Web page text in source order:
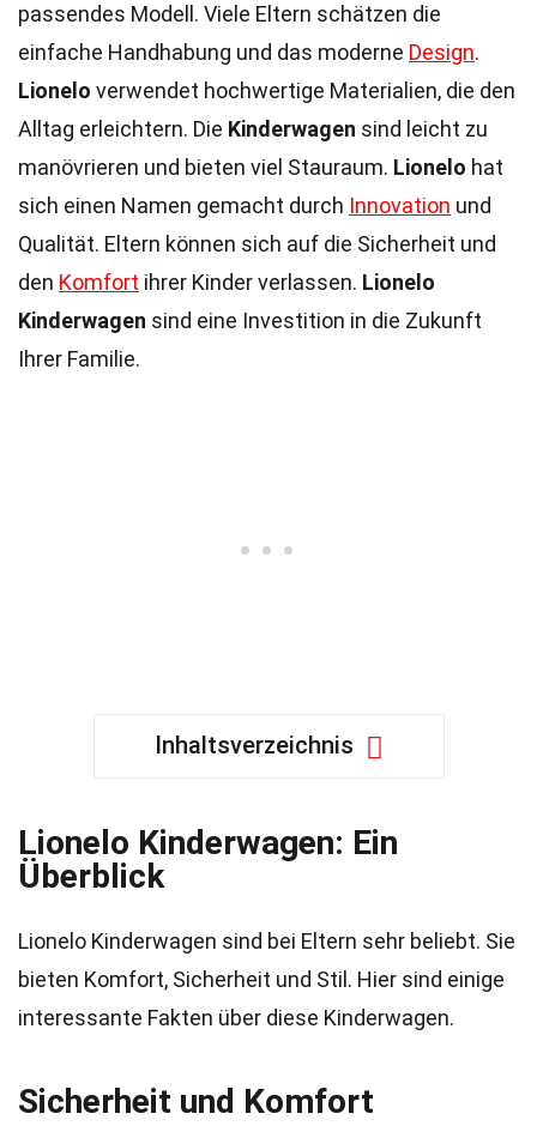
passendes Modell. Viele Eltern schätzen die
einfache Handhabung und das moderne Design.
Lionelo verwendet hochwertige Materialien, die den
Alltag erleichtern. Die Kinderwagen sind leicht zu
manövrieren und bieten viel Stauraum. Lionelo hat
sich einen Namen gemacht durch Innovation und
Qualität. Eltern können sich auf die Sicherheit und
den Komfort ihrer Kinder verlassen. Lionelo
Kinderwagen sind eine Investition in die Zukunft
Ihrer Familie.
Inhaltsverzeichnis
Lionelo Kinderwagen: Ein
Überblick
Lionelo Kinderwagen sind bei Eltern sehr beliebt. Sie
bieten Komfort, Sicherheit und Stil. Hier sind einige
interessante Fakten über diese Kinderwagen.
Sicherheit und Komfort